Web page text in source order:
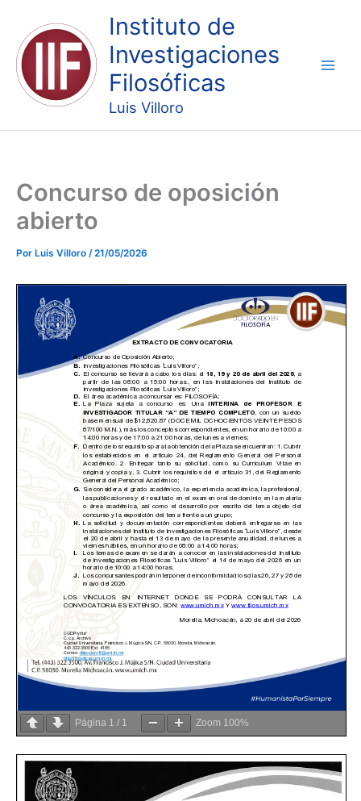
contenido
Instituto de
Investigaciones
Filosóficas
Luis Villoro
Concurso de oposición
abierto
Por Luis Villoro /21/05/2026
Página 1 / 1 Zoom 100%